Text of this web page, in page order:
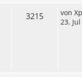
3215 von
23.